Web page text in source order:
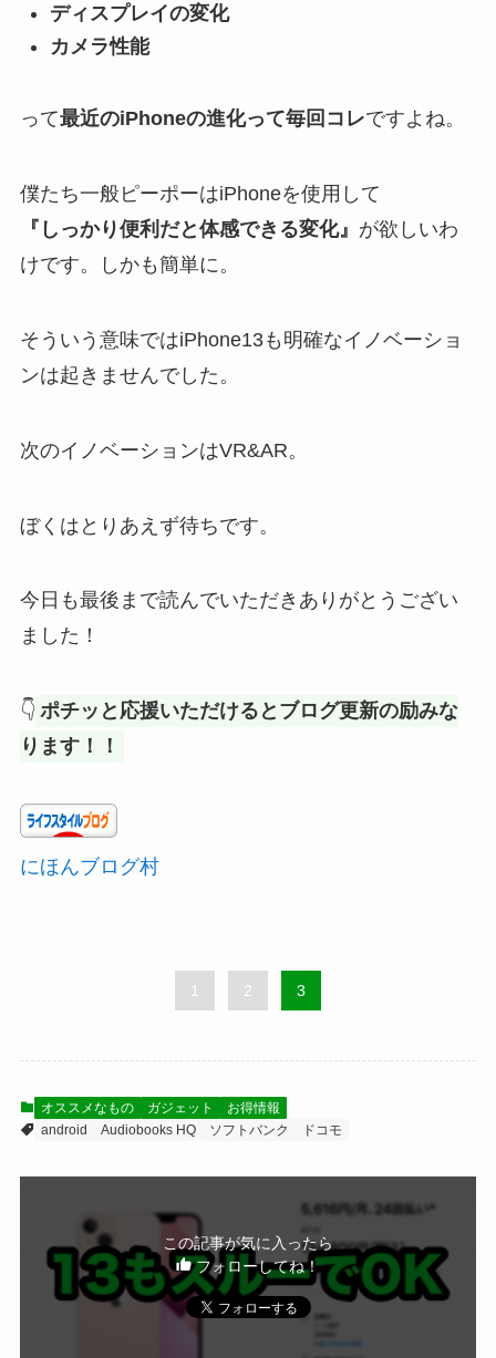
ディスプレイの変化
カメラ性能
って最近のiPhoneの進化って毎回コレですよね。
僕たち一般ピーポーはiPhoneを使用して
『しっかり便利だと体感できる変化』 が欲しいわ
けです。しかも簡単に。
そういう意味ではiPhone13も明確なイノベーショ
ンは起きませんでした。
次のイノベーションはVR&AR。
ぼくはとりあえず待ちです。
今日も最後まで読んでいただきありがとうござい
ました！
👇 ポチッと応援いただけるとブログ更新の励みな
ります！！
にほんブログ村
1 2 3
オススメなもの ガジェット
お得情報
android
Audiobooks HQ ソフトバンク ドコモ
この記事が気に入ったら
フォローしてね！